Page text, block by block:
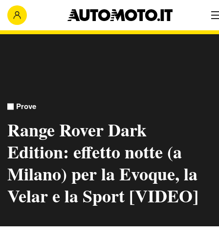
Prove
Range Rover Dark
Edition: effetto notte (a
Milano) per la Evoque, la
Velar e la Sport [VIDEO]